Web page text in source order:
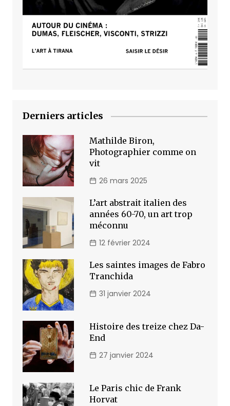
Derniers articles
Mathilde Biron,
Photographier comme on
vit
26 mars 2025
L’art abstrait italien des
années 60-70, un art trop
méconnu
12 février 2024
Les saintes images de Fabro
Tranchida
31 janvier 2024
Histoire des treize chez Da-
End
27 janvier 2024
Le Paris chic de Frank
Horvat